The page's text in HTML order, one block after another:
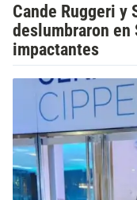
Cande Ruggeri y
deslumbraron
impactantes